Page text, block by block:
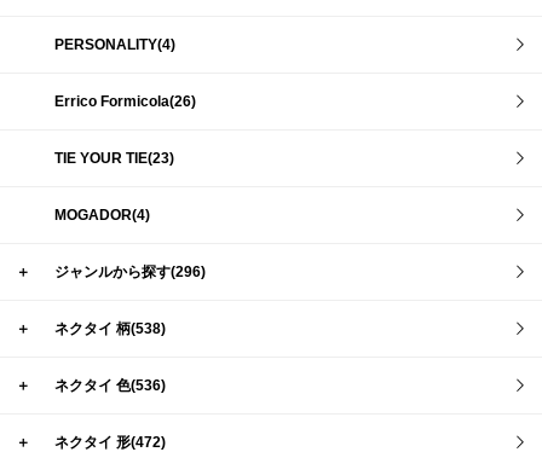
PERSONALITY(4)
Errico Formicola(26)
TIE YOUR TIE(23)
MOGADOR(4)
＋ ジャンルから探す(296)
＋ ネクタイ 柄(538)
＋ ネクタイ 色(536)
＋ ネクタイ 形(472)